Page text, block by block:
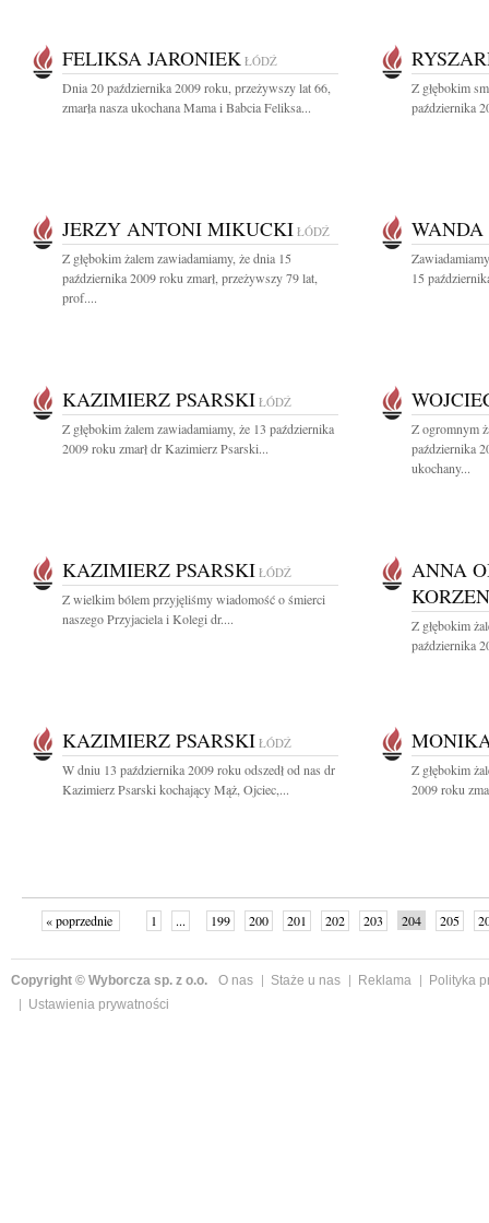
FELIKSA JARONIEK ŁÓDŹ
Dnia 20 października 2009 roku, przeżywszy lat 66,
zmarła nasza ukochana Mama i Babcia Feliksa...
Z głębokim
października
JERZY ANTONI MIKUCKI ŁÓDŹ
Z głębokim żalem zawiadamiamy, że dnia 15
października 2009 roku zmarł, przeżywszy 79 lat,
prof....
15
KAZIMIERZ PSARSKI ŁÓDŹ
Z głębokim żalem zawiadamiamy, że 13 października
2009 roku zmarł dr Kazimierz Psarski...
Z ogromnym
października
ukochany...
KAZIMIERZ PSARSKI ŁÓDŹ
Z wielkim bólem przyjęliśmy wiadomość o śmierci
naszego Przyjaciela i Kolegi dr....
ANNA
Z głębokim
października
KAZIMIERZ PSARSKI ŁÓDŹ
W dniu 13 października 2009 roku odszedł od nas dr
Kazimierz Psarski kochający Mąż, Ojciec,...
Z głębokim
2009 roku
« poprzednie 1 ... 199 200 201 202 203 204 205
Copyright © Wyborcza sp. z o.o. O nas Staże u nas Reklama
Polityka
Ustawienia prywatności